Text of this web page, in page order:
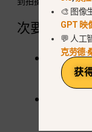
次要限制
决议:视
并包含
🎨 图像
GPT 映
💬 人工
克劳德·
获